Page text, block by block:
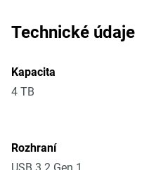
Technické údaje
Kapacita
4 TB
Rozhraní